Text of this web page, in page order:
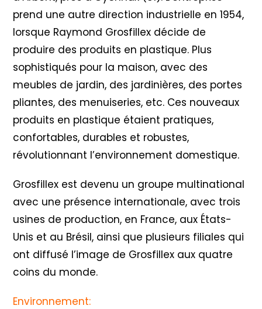
prend une autre direction industrielle en 1954,
lorsque Raymond Grosfillex décide de
produire des produits en plastique. Plus
sophistiqués pour la maison, avec des
meubles de jardin, des jardinières, des portes
pliantes, des menuiseries, etc. Ces nouveaux
produits en plastique étaient pratiques,
confortables, durables et robustes,
révolutionnant l’environnement domestique.
Grosfillex est devenu un groupe multinational
avec une présence internationale, avec trois
usines de production, en France, aux États-
Unis et au Brésil, ainsi que plusieurs filiales qui
ont diffusé l’image de Grosfillex aux quatre
coins du monde.
Environnement: